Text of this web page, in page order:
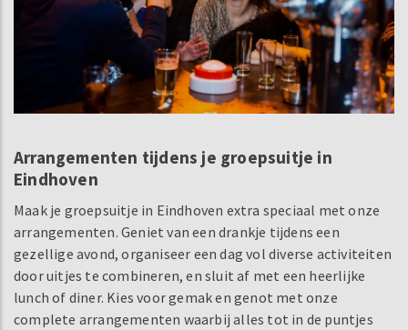
Arrangementen tijdens je groepsuitje in
Eindhoven
Maak je groepsuitje in Eindhoven extra speciaal met onze
arrangementen. Geniet van een drankje tijdens een
gezellige avond, organiseer een dag vol diverse activiteiten
door uitjes te combineren, en sluit af met een heerlijke
lunch of diner. Kies voor gemak en genot met onze
complete arrangementen waarbij alles tot in de puntjes